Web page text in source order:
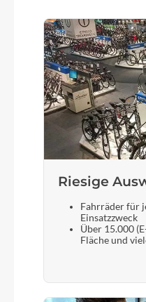
Riesige
Fahrräder für
Einsatzzweck
Über 15.000
Fläche und